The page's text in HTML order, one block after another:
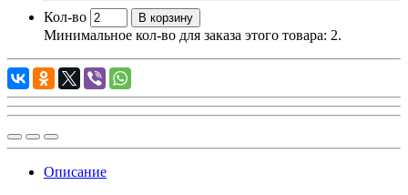
Кол-во В корзину
Минимальное кол-во для заказа этого товара: 2.
Описание